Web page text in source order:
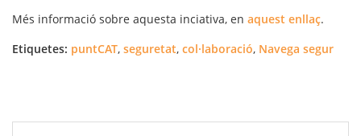
Més informació sobre aquesta inciativa, en aquest enllaç.
Etiquetes: puntCAT, seguretat, col·laboració, Navega segur